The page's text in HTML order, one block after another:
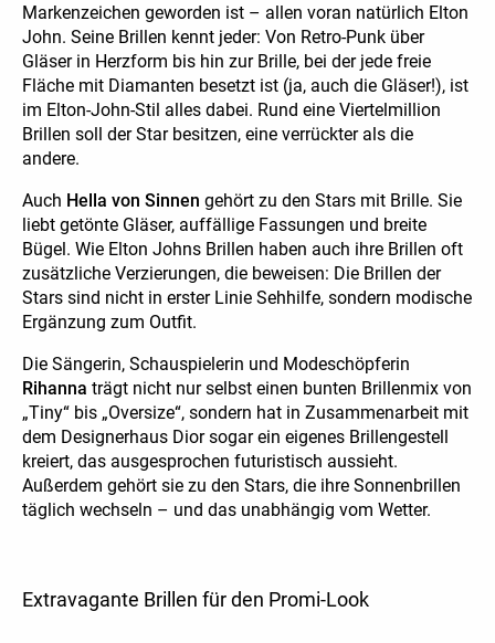
Markenzeichen geworden ist – allen voran natürlich Elton
John. Seine Brillen kennt jeder: Von Retro-Punk über
Gläser in Herzform bis hin zur Brille, bei der jede freie
Fläche mit Diamanten besetzt ist (ja, auch die Gläser!), ist
im Elton-John-Stil alles dabei. Rund eine Viertelmillion
Brillen soll der Star besitzen, eine verrückter als die
andere.
Auch Hella von Sinnen gehört zu den Stars mit Brille. Sie
liebt getönte Gläser, auffällige Fassungen und breite
Bügel. Wie Elton Johns Brillen haben auch ihre Brillen oft
zusätzliche Verzierungen, die beweisen: Die Brillen der
Stars sind nicht in erster Linie Sehhilfe, sondern modische
Ergänzung zum Outfit.
Die Sängerin, Schauspielerin und Modeschöpferin
Rihanna trägt nicht nur selbst einen bunten Brillenmix von
„Tiny“ bis „Oversize“, sondern hat in Zusammenarbeit mit
dem Designerhaus Dior sogar ein eigenes Brillengestell
kreiert, das ausgesprochen futuristisch aussieht.
Außerdem gehört sie zu den Stars, die ihre Sonnenbrillen
täglich wechseln – und das unabhängig vom Wetter.
Extravagante Brillen für den Promi-Look